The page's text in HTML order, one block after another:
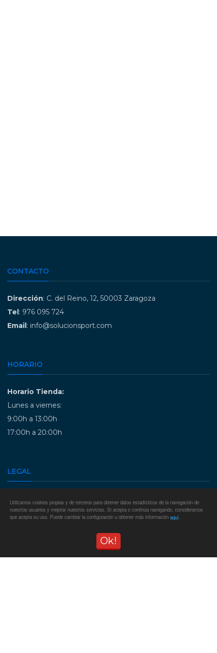
CONTACTO
Dirección: C. del Reino, 12, 50003 Zaragoza
Tel: 976 095 724
Email: info@solucionsport.com
HORARIO
Horario Tienda:
Lunes a viernes:
9:00h a 13:00h
17:00h a 20:00h
LEGAL
Condiciones generales
Aviso legal
Política de privacidad
Declaración de Accesibilidad
Utilizamos cookies propias y de terceros para obtener datos estadísticos de la navegación de
nuestros usuarios y mejorar nuestros servicios. Si acepta o continúa navegando, consideramos
que acepta su uso. Puede cambiar la configuración u obtener más información aquí.
Ok!